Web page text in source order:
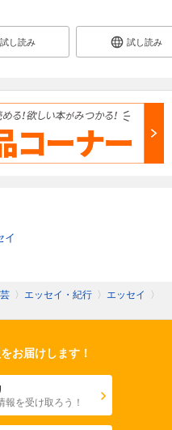
試し読み 試し読み
イ
〉 エッセイ・紀行 〉 エッセイ 〉
をお届けします！
を受け取ろう！